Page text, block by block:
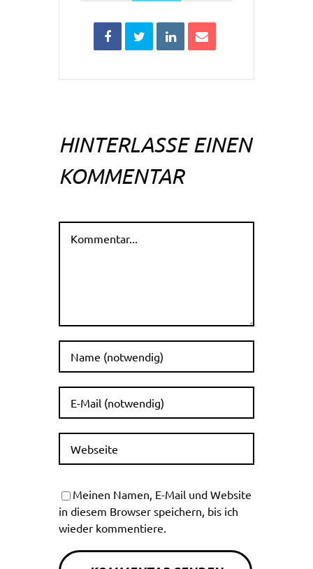
HINTERLASSE EINEN
KOMMENTAR
Kommentar
Meinen Namen, E-Mail und Website
in diesem Browser speichern, bis ich
wieder kommentiere.